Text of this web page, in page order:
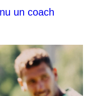
un coach